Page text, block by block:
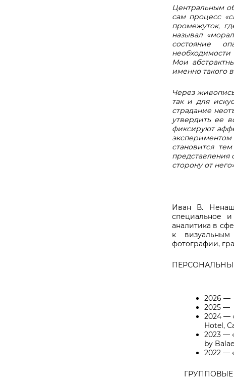
Центральным
сам процесс
промежуток,
называл
состояние
Мои
именно такого
Через
так и для
страдание
утвердить ее
фиксируют
становится
представления
сторону от
Иван В.
специальное
аналитика в
к визуальным
фотографии,
2026 —
2025 —
2024 —
Hotel,
2023 —
by
2022 —